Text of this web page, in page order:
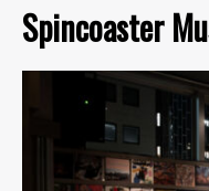
Spincoaster